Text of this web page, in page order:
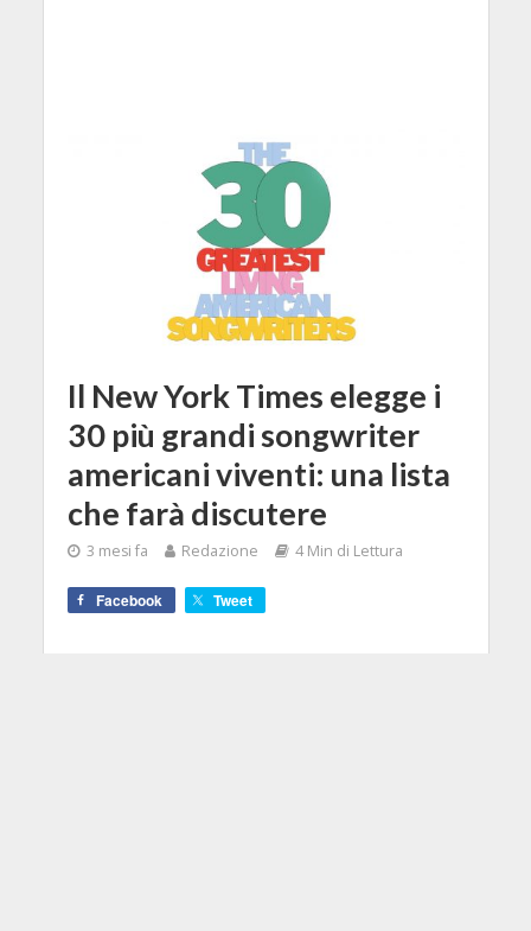
Il New York Times elegge i
30 più grandi songwriter
americani viventi: una lista
che farà discutere
3 mesi fa Redazione 4 Min di Lettura
Facebook Tweet